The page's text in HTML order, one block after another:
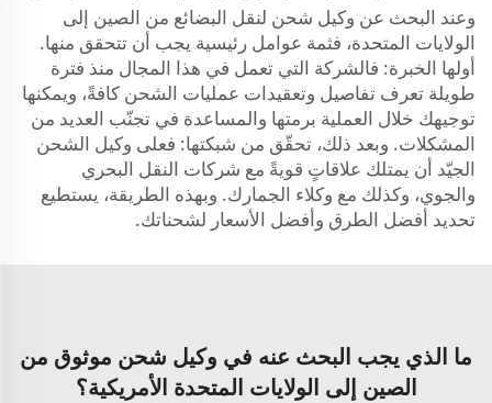
وعند البحث عن وكيل شحن لنقل البضائع من الصين إلى
الولايات المتحدة، فثمة عوامل رئيسية يجب أن تتحقق منها.
أولها الخبرة: فالشركة التي تعمل في هذا المجال منذ فترة
طويلة تعرف تفاصيل وتعقيدات عمليات الشحن كافةً، ويمكنها
توجيهك خلال العملية برمتها والمساعدة في تجنّب العديد من
المشكلات. وبعد ذلك، تحقّق من شبكتها: فعلى وكيل الشحن
الجيّد أن يمتلك علاقاتٍ قويةً مع شركات النقل البحري
والجوي، وكذلك مع وكلاء الجمارك. وبهذه الطريقة، يستطيع
تحديد أفضل الطرق وأفضل الأسعار لشحناتك.
ما الذي يجب البحث عنه في وكيل شحن موثوق من
الصين إلى الولايات المتحدة الأمريكية؟